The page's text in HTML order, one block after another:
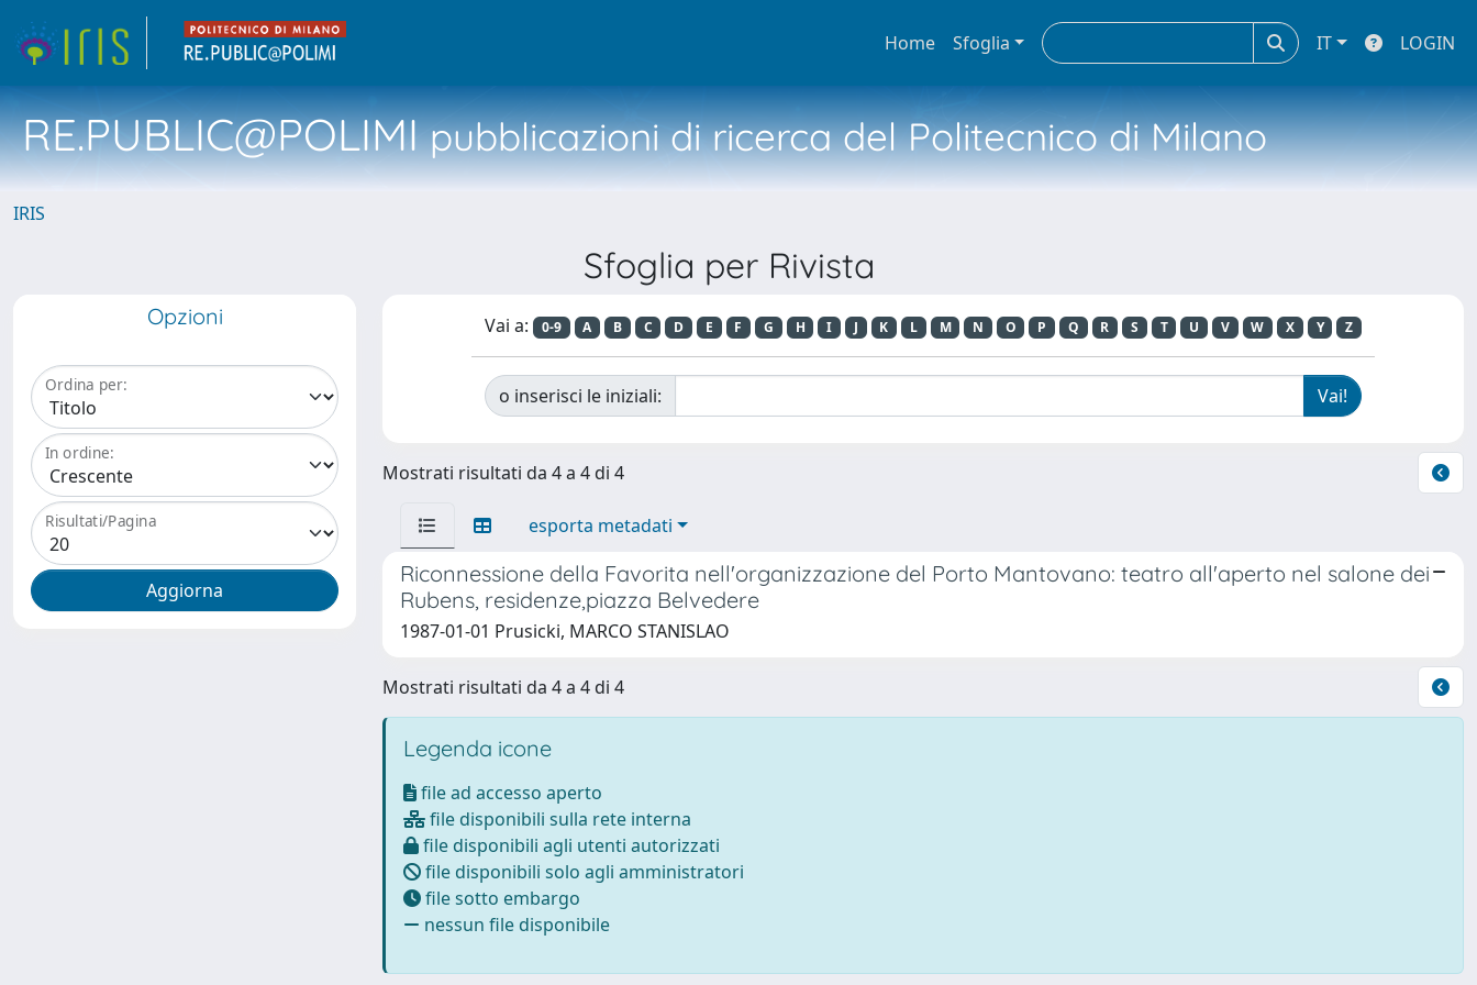
Home Sfoglia IT LOGIN
RE.PUBLIC@POLIMIpubblicazioni di ricerca del Politecnico di Milano
IRIS
Sfoglia per Rivista
Opzioni
Ordina per:
In ordine:
Risultati/Pagina
Vai a: 0-9 A B C D E F G H I J K L M N O P Q R S T U V W X Y Z
o inserisci le iniziali:
Mostrati risultati da 4 a 4 di 4
esporta metadati
Riconnessione della Favorita nell'organizzazione del Porto Mantovano: teatro all'aperto nel salone dei
Rubens, residenze,piazza Belvedere
1987-01-01 Prusicki, MARCO STANISLAO
Mostrati risultati da 4 a 4 di 4
Legenda icone
file ad accesso aperto
file disponibili sulla rete interna
file disponibili agli utenti autorizzati
file disponibili solo agli amministratori
file sotto embargo
nessun file disponibile